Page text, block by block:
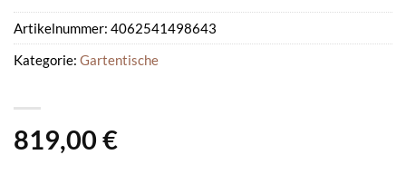
819,00 €
Artikelnummer: 4062541498643
Kategorie: Gartentische